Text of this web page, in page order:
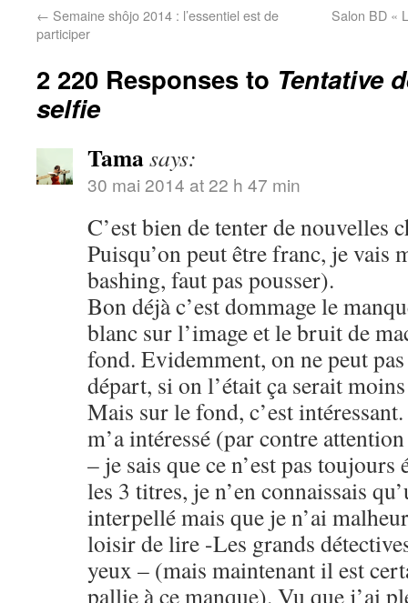
← Semaine shôjo 2014 : l’essentiel est de
participer
Salon BD «
2 220 Responses to Tentative
selfie
Tamasays:
30 mai 2014 at 22 h 47 min
C’est bien de tenter de nouvelles
Puisqu’on peut être franc, je vais
bashing, faut pas pousser).
Bon déjà c’est dommage le
blanc sur l’image et le bruit de
fond. Evidemment, on ne peut
départ, si on l’était ça serait
Mais sur le fond, c’est
m’a intéressé (par contre
– je sais que ce n’est pas
les 3 titres, je n’en connaissais
interpellé mais que je n’ai
loisir de lire -Les grands
yeux – (mais maintenant il est
pallie à ce manque). Vu que j’ai